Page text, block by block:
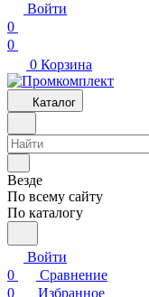
Войти
0
0
0 Корзина
Каталог
Везде
По всему сайту
По каталогу
Войти
0
Сравнение
0
Избранное